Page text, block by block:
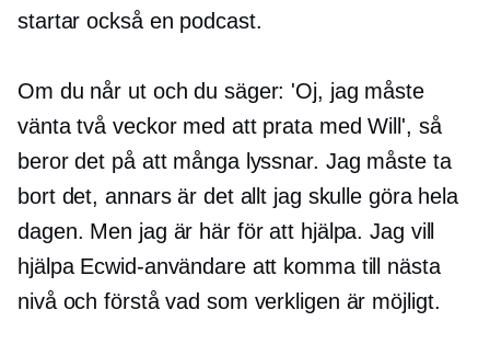
startar också en podcast.
Om du når ut och du säger: 'Oj, jag måste
vänta två veckor med att prata med Will', så
beror det på att många lyssnar. Jag måste ta
bort det, annars är det allt jag skulle göra hela
dagen. Men jag är här för att hjälpa. Jag vill
hjälpa Ecwid-användare att komma till nästa
nivå och förstå vad som verkligen är möjligt.